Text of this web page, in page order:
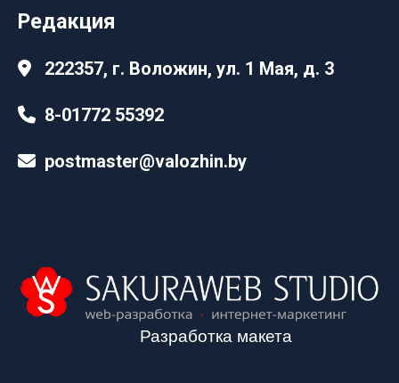
Редакция
222357, г. Воложин, ул. 1 Мая, д. 3
8-01772 55392
postmaster@valozhin.by
Разработка макета